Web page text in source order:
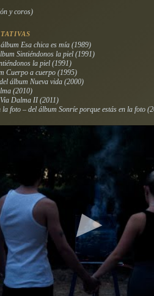
y coros)
Esa chica es mía (1989)
Sintiéndonos la piel (1991)
la piel (1991)
Cuerpo a cuerpo (1995)
álbum Nueva vida (2000)
(2010)
Dalma II (2011)
la foto – del álbum Sonríe porque estás en la foto